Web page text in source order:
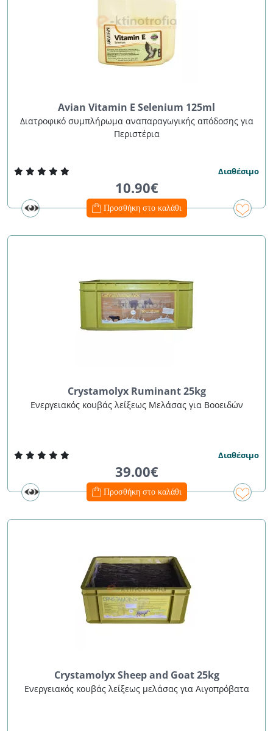
Avian Vitamin E Selenium 125ml
Διατροφικό συμπλήρωμα αναπαραγωγικής απόδοσης για
Περιστέρια
Διαθέσιμο
10.90€
Προσθήκη στο καλάθι
Crystamolyx Ruminant 25kg
Ενεργειακός κουβάς λείξεως Μελάσας για Βοοειδών
Διαθέσιμο
39.00€
Προσθήκη στο καλάθι
Crystamolyx Sheep and Goat 25kg
Ενεργειακός κουβάς λείξεως μελάσας για Αιγοπρόβατα